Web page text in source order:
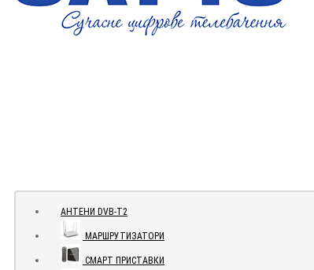
АНТЕНИ DVB-Т2
МАРШРУТИЗАТОРИ
СМАРТ ПРИСТАВКИ